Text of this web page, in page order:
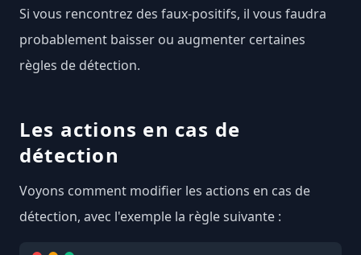
Si vous rencontrez des faux-positifs, il vous faudra
probablement baisser ou augmenter certaines
règles de détection.
Les actions en cas de
détection
Voyons comment modifier les actions en cas de
détection, avec l'exemple la règle suivante :